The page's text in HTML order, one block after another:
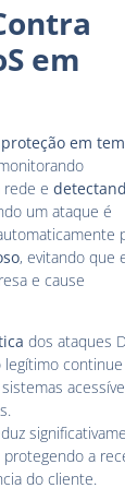
em
proteção em
rede e
um ataque é
, evitando que
e cause
dos ataques
legítimo continue
a
do cliente.